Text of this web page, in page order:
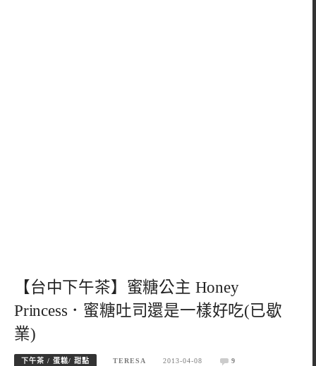
【台中下午茶】蜜糖公主 Honey
Princess．蜜糖吐司還是一樣好吃(已歇
業)
下午茶 / 蛋糕/ 甜點 TERESA 2013-04-08 9